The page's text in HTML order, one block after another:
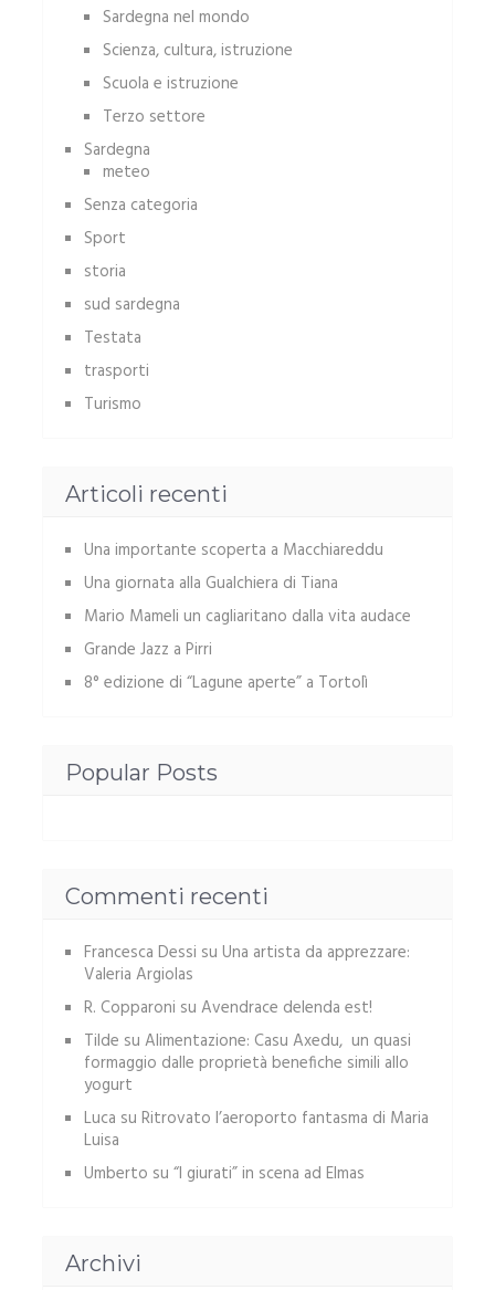
Sardegna nel mondo
Scienza, cultura, istruzione
Scuola e istruzione
Terzo settore
Sardegna
meteo
Senza categoria
Sport
storia
sud sardegna
Testata
trasporti
Turismo
Articoli recenti
Una importante scoperta a Macchiareddu
Una giornata alla Gualchiera di Tiana
Mario Mameli un cagliaritano dalla vita audace
Grande Jazz a Pirri
8° edizione di “Lagune aperte” a Tortolì
Popular Posts
Commenti recenti
Francesca Dessi su Una artista da apprezzare:
Valeria Argiolas
R. Copparoni su Avendrace delenda est!
Tilde su Alimentazione: Casu Axedu, un quasi
formaggio dalle proprietà benefiche simili allo
yogurt
Luca su Ritrovato l’aeroporto fantasma di Maria
Luisa
Umberto su “I giurati” in scena ad Elmas
Archivi